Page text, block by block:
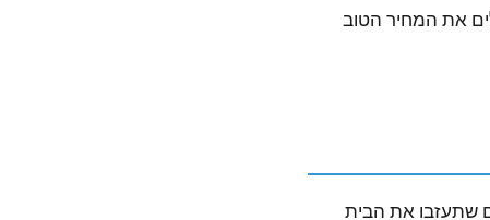
את המחיר הטוב
שתעזבו את הבית